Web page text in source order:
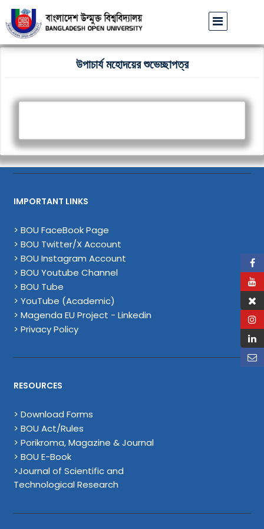
বাউবি উপাচার্যের পরিচয়ে প্রতারণার চেষ্টা: সর্বসাধারণকে সতর্ক
উপাচার্য মহোদয়ের শুভেচ্ছাপত্র
IMPORTANT LINKS
> BOU FaceBook Page
> BOU Twitter/X Account
> BOU Instagram Account
> BOU Youtube Channel
> BOU Tube
> YouTube (Academic)
> Magenda EU Project - Linkedin
> Privacy Policy
RESOURCES
> Download Forms
> BOU Act/Rules
> Porikroma, Magazine & Journal
> BOU E-Book
>Journal of Scientific and
Technological Research